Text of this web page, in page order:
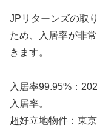
JPリターンズの取
ため、入居率が非
きます。
入居率99.95%：
入居率。
超好立地物件：東